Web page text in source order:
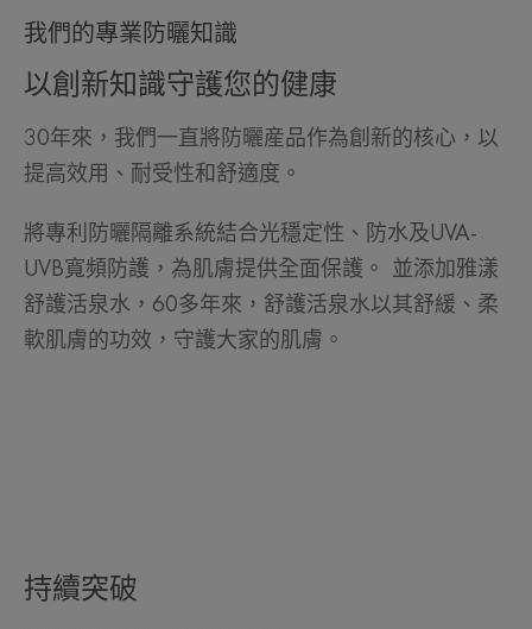
我們的專業防曬知識
以創新知識守護您的健康
30年來，我們一直將防曬産品作為創新的核心，以
提高效用、耐受性和舒適度。
將專利防曬隔離系統結合光穩定性、防水及UVA-
UVB寬頻防護，為肌膚提供全面保護。 並添加雅漾
舒護活泉水，60多年來，舒護活泉水以其舒緩、柔
軟肌膚的功效，守護大家的肌膚。
持續突破